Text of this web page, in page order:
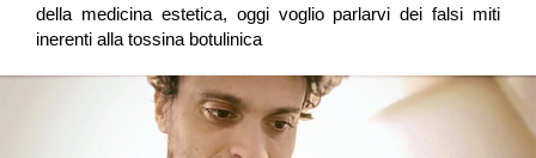
della medicina estetica, oggi voglio parlarvi dei falsi miti
inerenti alla tossina botulinica